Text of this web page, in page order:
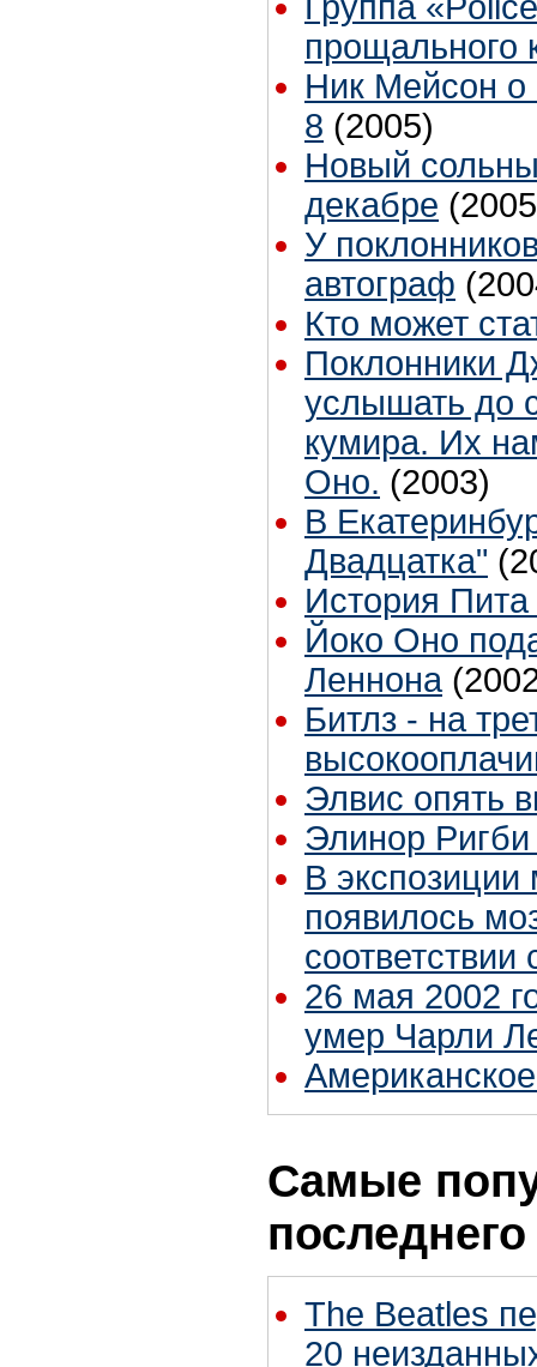
прощального
Ник Мейсон о
8 (2005)
Новый
декабре
У
автограф
Кто может
Поклонники
услышать до
кумира. Их
Оно. (2003)
В
Двадцатка"
История Пита
Йоко Оно
Леннона
Битлз - на
Элвис опять
Элинор
В
появилось
26 мая 2002
умер Чарли
Самые
The Beatles
20